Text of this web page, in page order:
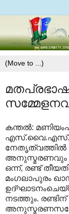
കന്തല്‍:
എസ്.വൈ.എസ്.,
നേതൃത്വത്തില്‍
അനുസ്മരണവും
ഒന്ന്, രണ്ട്
മംഗലാപുരം
നടത്തും. രണ്ടിന്